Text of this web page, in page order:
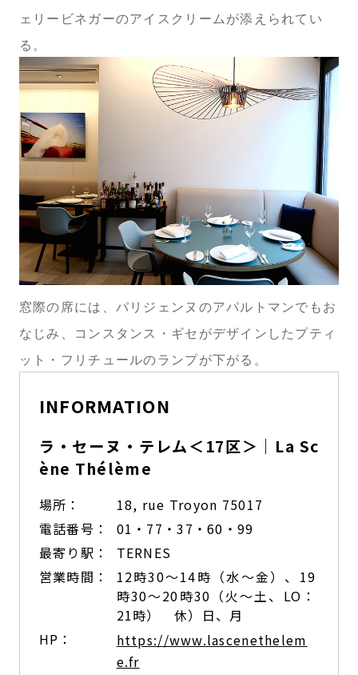
ェリービネガーのアイスクリームが添えられてい
る。
窓際の席には、パリジェンヌのアパルトマンでもお
なじみ、コンスタンス・ギセがデザインしたプティ
ット・フリチュールのランプが下がる。
INFORMATION
ラ・セーヌ・テレム＜17区＞｜La Sc
ène Thélème
場所：
18, rue Troyon 75017
電話番号：
01・77・37・60・99
最寄り駅：
TERNES
営業時間：
12時30〜14時（水〜金）、19
時30〜20時30（火〜土、LO：
21時） 休）日、月
HP：
https://www.lascenethelem
e.fr